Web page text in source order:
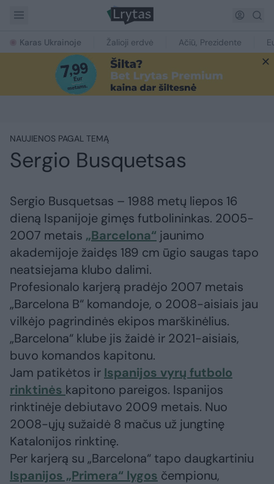
Karas Ukrainoje Žalioji erdvė Ačiū, Prezidente
NAUJIENOS PAGAL TEMĄ
Sergio Busquetsas
Sergio Busquetsas – 1988 metų liepos 16
dieną Ispanijoje gimęs futbolininkas. 2005-
2007 metais „Barcelona“ jaunimo
akademijoje žaidęs 189 cm ūgio saugas tapo
neatsiejama klubo dalimi.
Profesionalo karjerą pradėjo 2007 metais
„Barcelona B“ komandoje, o 2008-aisiais jau
vilkėjo pagrindinės ekipos marškinėlius.
„Barcelona“ klube jis žaidė ir 2021-aisiais,
buvo komandos kapitonu.
Jam patikėtos ir Ispanijos vyrų futbolo
rinktinės kapitono pareigos. Ispanijos
rinktinėje debiutavo 2009 metais. Nuo
2008-ųjų sužaidė 8 mačus už jungtinę
Katalonijos rinktinę.
Per karjerą su „Barcelona“ tapo daugkartiniu
Ispanijos „Primera“ lygos čempionu,